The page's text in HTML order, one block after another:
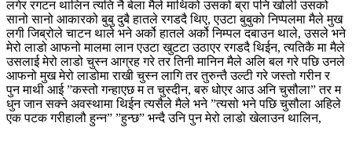
लगेर रगटन थालिन त्यति नै बेला मैले माथिको उसको ब्रा पनि खोली उसको
सानो सानो आकारको बुबु दुबै हातले रगडदै थिए, एउटा बुबुको निप्पलमा मैले मुख
लगी जिब्रोले चाटन थाले भने अर्को हातले अर्को निम्पल दबाउन थाले, उसले भने
मेरो लाडो आफनो मालमा लान एउटा खुटटा उठाएर रगडदै थिईन, त्यतिकै मा मैले
उसलाई मेरो लाडो चुस्न आग्रह गरे तर तिनी मानिन मैले अलि बल गरे पछि उनले
आफनो मुख मेरो लाडोमा राखी चुस्न लागि तर तुरुन्तै उल्टी गरे जस्तो गरीन र
पुन माथी आई ”कस्तो गन्हाएछ म त चुस्दीन, बरु धोएर आउ अनि चुसौला” तर म
धुन जान सक्ने अवस्थामा थिईन त्यसैले मैले भने ”त्यसो भने पछि चुसौला अहिले
एक पटक गरीहालौ हुन्न” ”हुन्छ” भन्दै उनि पुन मेरो लाडो खेलाउन थालिन,